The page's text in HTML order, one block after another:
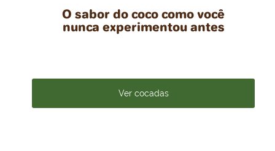
O sabor do coco como você
nunca experimentou antes
Ver cocadas